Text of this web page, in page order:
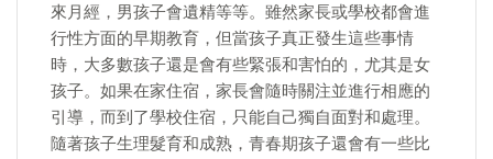
來月經，男孩子會遺精等等。雖然家長或學校都會進
行性方面的早期教育，但當孩子真正發生這些事情
時，大多數孩子還是會有些緊張和害怕的，尤其是女
孩子。如果在家住宿，家長會隨時關注並進行相應的
引導，而到了學校住宿，只能自己獨自面對和處理。
隨著孩子生理髮育和成熟，青春期孩子還會有一些比